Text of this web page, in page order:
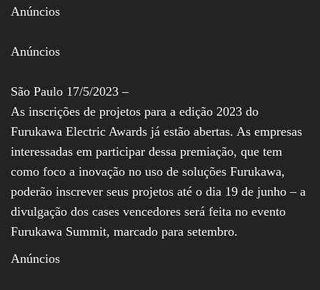
Vinhos, Bebidas,
Cervejas, Comida,
Receitas, Chef, RH,
Emprego,
Negócios,
Oportunidades,
Anúncios
Anúncios
São Paulo 17/5/2023 –
As inscrições de projetos para a edição 2023 do
Furukawa Electric Awards já estão abertas. As empresas
interessadas em participar dessa premiação, que tem
como foco a inovação no uso de soluções Furukawa,
poderão inscrever seus projetos até o dia 19 de junho – a
divulgação dos cases vencedores será feita no evento
Furukawa Summit, marcado para setembro.
Anúncios